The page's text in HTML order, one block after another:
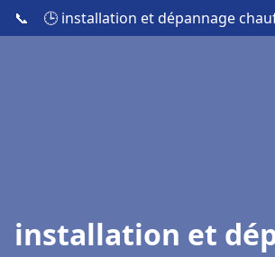
📞 🕒 installation et dépannage
installation et